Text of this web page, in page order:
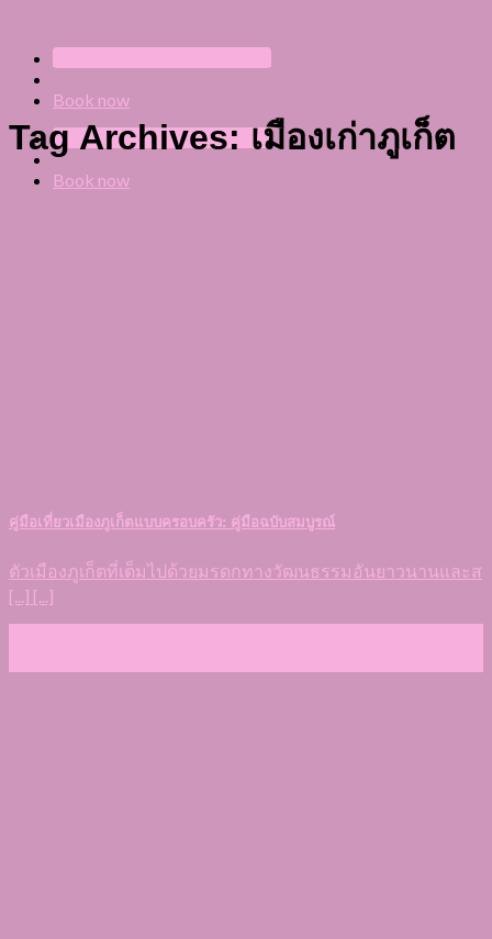
content
Book now
Enjoy Book direct promotion
Book now
Tag Archives:เมืองเก่าภูเก็ต
คู่มือเที่ยวเมืองภูเก็ตแบบครอบครัว: คู่มือฉบับสมบูรณ์
ตัวเมืองภูเก็ตที่เต็มไปด้วยมรดกทางวัฒนธรรมอันยาวนานและส
[...] [...]